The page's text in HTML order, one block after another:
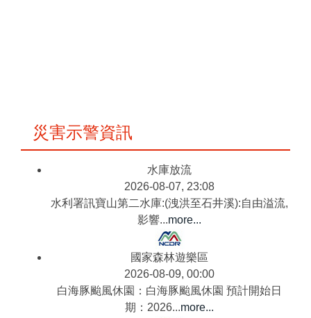
災害示警資訊
水庫放流
2026-08-07, 23:08
水利署訊寶山第二水庫:(洩洪至石井溪):自由溢流,
影響...more...
國家森林遊樂區
2026-08-09, 00:00
白海豚颱風休園：白海豚颱風休園 預計開始日
期：2026...more...